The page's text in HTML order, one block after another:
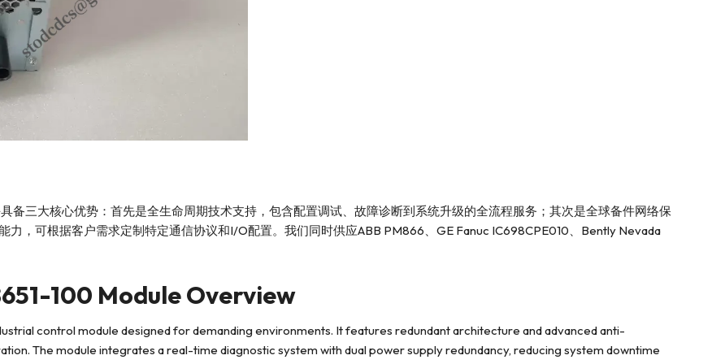
备三大核心优势：首先是全生命周期技术支持，包含配置调试、故障诊断到系统升级的全流程服务；其次是全球备件网络保
，可根据客户需求定制特定通信协议和I/O配置。我们同时供应ABB PM866、GE Fanuc IC698CPE010、Bently Nevada
100 Module Overview
control module designed for demanding environments. It features redundant architecture and advanced anti-
The module integrates a real-time diagnostic system with dual power supply redundancy, reducing system downtime